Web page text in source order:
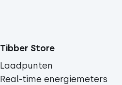
Tibber Store
Laadpunten
Real-time energiemeters